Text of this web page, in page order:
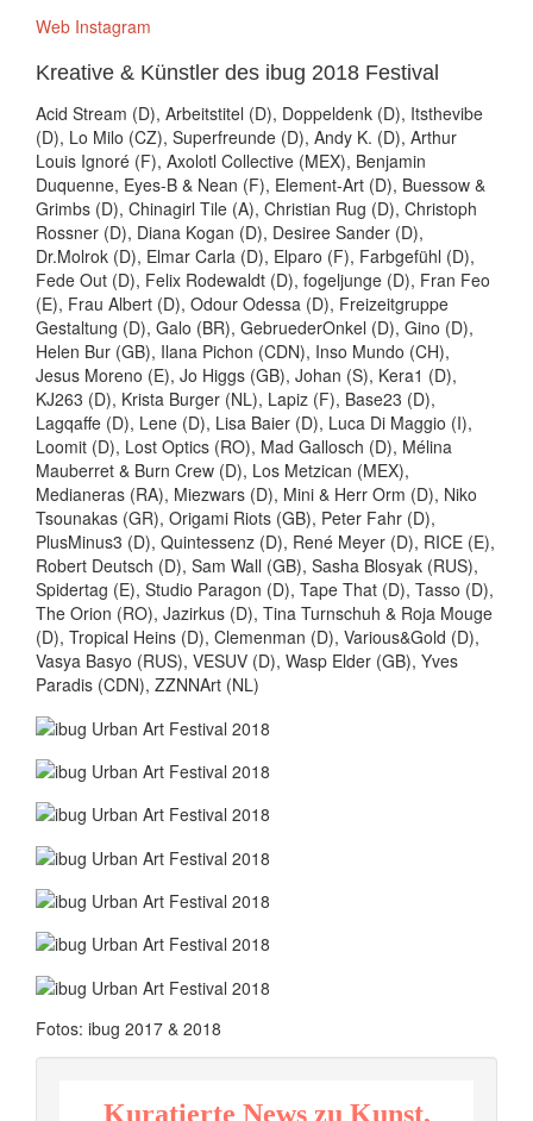
Web Instagram
Kreative & Künstler des ibug 2018 Festival
Acid Stream (D), Arbeitstitel (D), Doppeldenk (D), Itsthevibe
(D), Lo Milo (CZ), Superfreunde (D), Andy K. (D), Arthur
Louis Ignoré (F), Axolotl Collective (MEX), Benjamin
Duquenne, Eyes-B & Nean (F), Element-Art (D), Buessow &
Grimbs (D), Chinagirl Tile (A), Christian Rug (D), Christoph
Rossner (D), Diana Kogan (D), Desiree Sander (D),
Dr.Molrok (D), Elmar Carla (D), Elparo (F), Farbgefühl (D),
Fede Out (D), Felix Rodewaldt (D), fogeljunge (D), Fran Feo
(E), Frau Albert (D), Odour Odessa (D), Freizeitgruppe
Gestaltung (D), Galo (BR), GebruederOnkel (D), Gino (D),
Helen Bur (GB), Ilana Pichon (CDN), Inso Mundo (CH),
Jesus Moreno (E), Jo Higgs (GB), Johan (S), Kera1 (D),
KJ263 (D), Krista Burger (NL), Lapiz (F), Base23 (D),
Lagqaffe (D), Lene (D), Lisa Baier (D), Luca Di Maggio (I),
Loomit (D), Lost Optics (RO), Mad Gallosch (D), Mélina
Mauberret & Burn Crew (D), Los Metzican (MEX),
Medianeras (RA), Miezwars (D), Mini & Herr Orm (D), Niko
Tsounakas (GR), Origami Riots (GB), Peter Fahr (D),
PlusMinus3 (D), Quintessenz (D), René Meyer (D), RICE (E),
Robert Deutsch (D), Sam Wall (GB), Sasha Blosyak (RUS),
Spidertag (E), Studio Paragon (D), Tape That (D), Tasso (D),
The Orion (RO), Jazirkus (D), Tina Turnschuh & Roja Mouge
(D), Tropical Heins (D), Clemenman (D), Various&Gold (D),
Vasya Basyo (RUS), VESUV (D), Wasp Elder (GB), Yves
Paradis (CDN), ZZNNArt (NL)
Fotos: ibug 2017 & 2018